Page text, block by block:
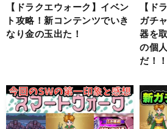
【ドラクエウォーク】イベン
ト攻略！新コンテンツでいき
なり金の玉出た！
【ド
ガチ
器を
の個
だ！